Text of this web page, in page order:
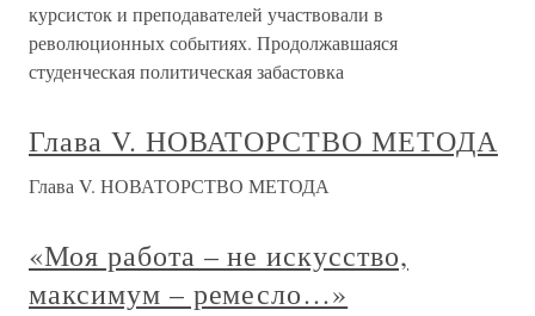
курсисток и преподавателей участвовали в
революционных событиях. Продолжавшаяся
студенческая политическая забастовка
Глава V. НОВАТОРСТВО МЕТОДА
Глава V. НОВАТОРСТВО МЕТОДА
«Моя работа – не искусство,
максимум – ремесло…»